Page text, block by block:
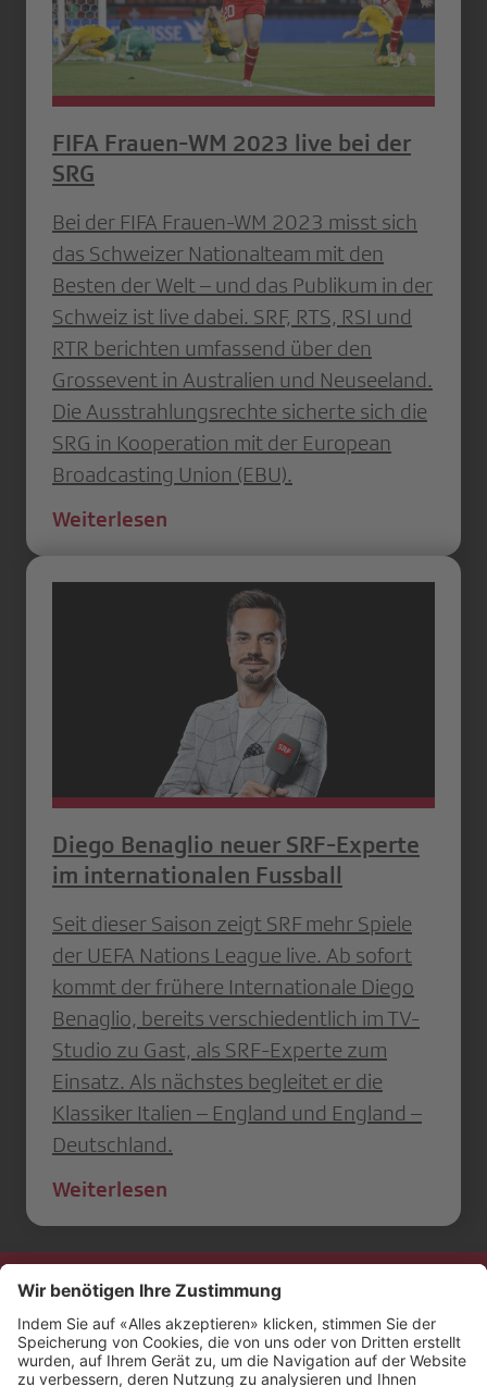
FIFA Frauen-WM 2023 live bei der
SRG
Bei der FIFA Frauen-WM 2023 misst sich
das Schweizer Nationalteam mit den
Besten der Welt – und das Publikum in der
Schweiz ist live dabei. SRF, RTS, RSI und
RTR berichten umfassend über den
Grossevent in Australien und Neuseeland.
Die Ausstrahlungsrechte sicherte sich die
SRG in Kooperation mit der European
Broadcasting Union (EBU).
Weiterlesen
Diego Benaglio neuer SRF-Experte
im internationalen Fussball
Seit dieser Saison zeigt SRF mehr Spiele
der UEFA Nations League live. Ab sofort
kommt der frühere Internationale Diego
Benaglio, bereits verschiedentlich im TV-
Studio zu Gast, als SRF-Experte zum
Einsatz. Als nächstes begleitet er die
Klassiker Italien – England und England –
Deutschland.
Weiterlesen
Kontakt
Impressum